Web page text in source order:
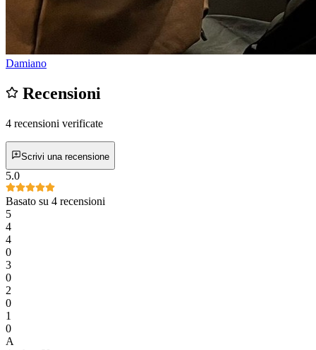
Damiano
Recensioni
4 recensioni verificate
Scrivi una recensione
5.0
Basato su 4 recensioni
5
4
4
0
3
0
2
0
1
0
A